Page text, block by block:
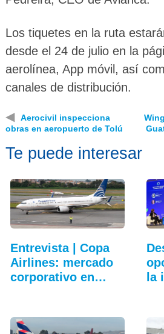
Los tiquetes en la ruta
desde el 24 de julio en la
aerolínea, App móvil, así
canales de distribución.
◀
Aerocivil inspecciona
obras en aeropuerto de Tolú
Te puede interesar
Entrevista | Copa
Airlines: mercado
corporativo en…
la